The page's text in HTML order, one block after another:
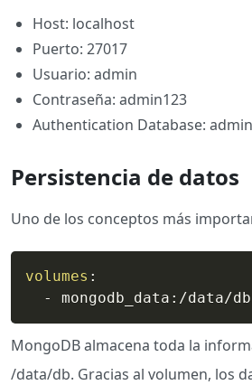
Host: localhost
Puerto: 27017
Usuario: admin
Contraseña: admin123
Authentication Database: admin
Persistencia de datos
Uno de los conceptos más
volumes :
-
mongodb_data : /data/db
MongoDB almacena toda la
/data/db. Gracias al volumen, los